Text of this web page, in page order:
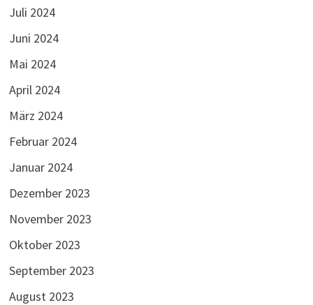
Juli 2024
Juni 2024
Mai 2024
April 2024
März 2024
Februar 2024
Januar 2024
Dezember 2023
November 2023
Oktober 2023
September 2023
August 2023